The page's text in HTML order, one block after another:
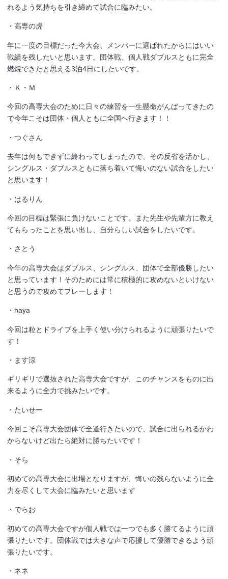
れるよう気持ちを引き締めて試合に臨みたい。
・高専の虎
年に一度の目標だった今大会、メンバーに選ばれたからにはいい
戦績を残したいと思います。団体戦、個人戦ダブルスともに完全
燃焼できたと思える3泊4日にしたいです。
・Ｋ・Ｍ
今回の高専大会のために日々の練習を一生懸命がんばってきたの
で今年こそは団体・個人ともに全国へ行きます！！
・つぐさん
去年は何もできずに終わってしまったので、その反省を活かし、
シングルス・ダブルスともに落ち着いて悔いのない試合をしたい
と思います！
・はるりん
今回の目標は緊張に負けないことです。また先生や先輩方に教え
てもらったことを思い出し、自分らしい試合をしたいです。
・さとう
今年の高専大会はダブルス、シングルス、団体で全部優勝したい
と思っています！そのためには常に積極的に攻めないといけない
と思うので攻めてプレーします！
・haya
今回は粒とドライブを上手く使い分けられるように頑張りたいで
す！
・ます涼
ギリギリで選抜された高専大会ですが、このチャンスをものに出
来るように全力で挑みたいです。
・たいせー
今回こそ高専大会団体で全道行きたいので、試合に出られるかわ
からないけど出たら絶対に勝ちたいです！
・そら
初めての高専大会に出場となりますが、悔いの残らないように全
力を尽くして大会に臨みたいと思います
・でらお
初めての高専大会ですが個人戦では一つでも多く勝てるように頑
張りたいです。団体戦では大きな声で応援して優勝できるよう頑
張りたいです。
・ネネ